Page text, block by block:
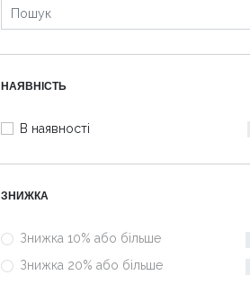
НАЯВНІСТЬ
В наявності
ЗНИЖКА
Знижка 10% або більше
Знижка 20% або більше